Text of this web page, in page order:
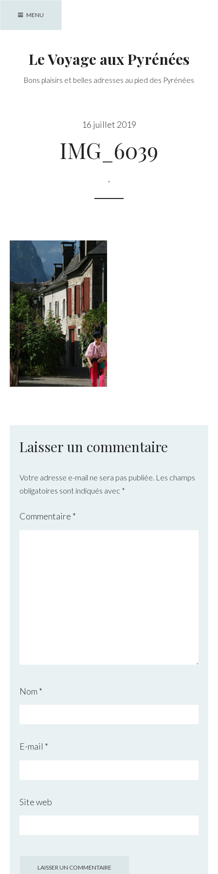
MENU
Le Voyage aux Pyrénées
Bons plaisirs et belles adresses au pied des Pyrénées
16 juillet 2019
IMG_6039
,
Laisser un commentaire
Votre adresse e-mail ne sera pas publiée. Les champs
obligatoires sont indiqués avec *
Commentaire *
Nom *
E-mail *
Site web